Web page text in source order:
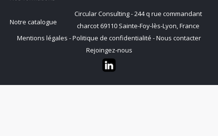
Notre catalogue
Circular Consulting - 244 q rue commandant
charcot 69110 Sainte-Foy-lès-Lyon, France
Mentions légales -Politique de confidentialité -Nous contacter
Rejoingez-nous